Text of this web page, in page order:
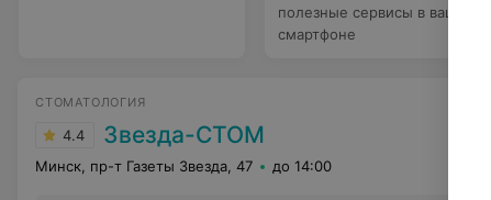
полезные сервисы в вашем
смартфоне
СТОМАТОЛОГИЯ
4.4 Звезда-СТОМ
Минск, пр-т Газеты Звезда, 47 до 14:00